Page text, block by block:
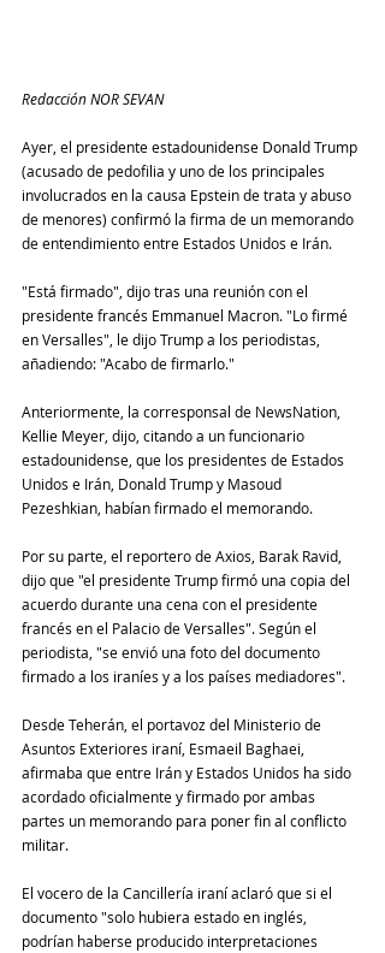
Redacción NOR SEVAN
Ayer, el presidente estadounidense Donald Trump
(acusado de pedofilia y uno de los principales
involucrados en la causa Epstein de trata y abuso
de menores) confirmó la firma de un memorando
de entendimiento entre Estados Unidos e Irán.
"Está firmado", dijo tras una reunión con el
presidente francés Emmanuel Macron. "Lo firmé
en Versalles", le dijo Trump a los periodistas,
añadiendo: "Acabo de firmarlo."
Anteriormente, la corresponsal de NewsNation,
Kellie Meyer, dijo, citando a un funcionario
estadounidense, que los presidentes de Estados
Unidos e Irán, Donald Trump y Masoud
Pezeshkian, habían firmado el memorando.
Por su parte, el reportero de Axios, Barak Ravid,
dijo que "el presidente Trump firmó una copia del
acuerdo durante una cena con el presidente
francés en el Palacio de Versalles". Según el
periodista, "se envió una foto del documento
firmado a los iraníes y a los países mediadores".
Desde Teherán, el portavoz del Ministerio de
Asuntos Exteriores iraní, Esmaeil Baghaei,
afirmaba que entre Irán y Estados Unidos ha sido
acordado oficialmente y firmado por ambas
partes un memorando para poner fin al conflicto
militar.
El vocero de la Cancillería iraní aclaró que si el
documento "solo hubiera estado en inglés,
podrían haberse producido interpretaciones